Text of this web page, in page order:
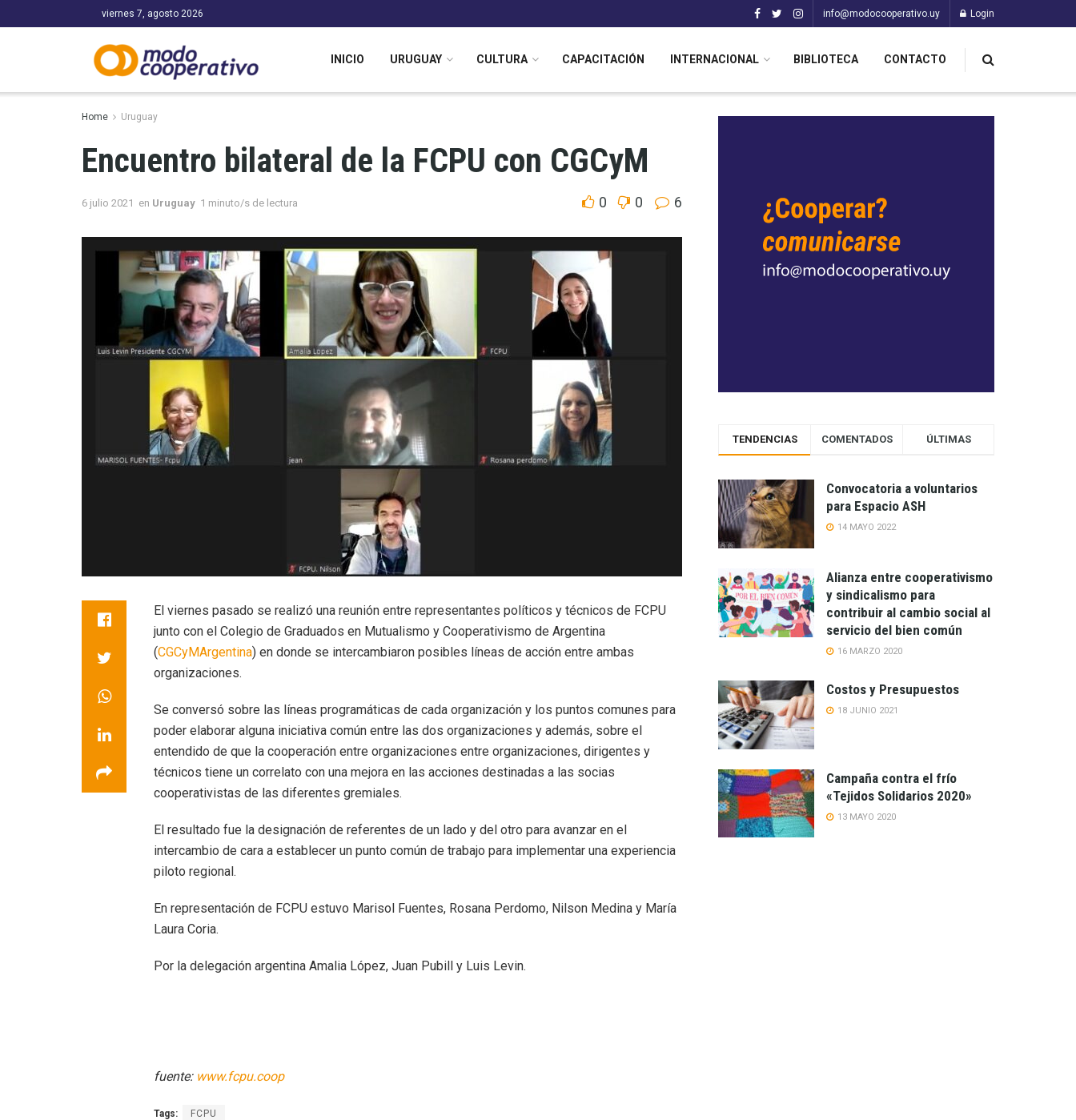
viernes 7, agosto 2026 info@modocooperativo.uy Login
INICIO URUGUAY CULTURA CAPACITACIÓN INTERNACIONAL BIBLIOTECA CONTACTO
Home Uruguay
Encuentro bilateral de la FCPU con CGCyM
6 julio 2021 en Uruguay 1 minuto/s de lectura 0 0 6
El viernes pasado se realizó una reunión entre representantes políticos y técnicos de FCPU
junto con el Colegio de Graduados en Mutualismo y Cooperativismo de Argentina
(CGCyMArgentina) en donde se intercambiaron posibles líneas de acción entre ambas
organizaciones.
Se conversó sobre las líneas programáticas de cada organización y los puntos comunes para
poder elaborar alguna iniciativa común entre las dos organizaciones y además, sobre el
entendido de que la cooperación entre organizaciones entre organizaciones, dirigentes y
técnicos tiene un correlato con una mejora en las acciones destinadas a las socias
cooperativistas de las diferentes gremiales.
El resultado fue la designación de referentes de un lado y del otro para avanzar en el
intercambio de cara a establecer un punto común de trabajo para implementar una experiencia
piloto regional.
En representación de FCPU estuvo Marisol Fuentes, Rosana Perdomo, Nilson Medina y María
Laura Coria.
Por la delegación argentina Amalia López, Juan Pubill y Luis Levin.
fuente: www.fcpu.coop
Tags: FCPU
TENDENCIAS COMENTADOS ÚLTIMAS
Convocatoria a voluntarios
para Espacio ASH
14 MAYO 2022
Alianza entre cooperativismo
y sindicalismo para
contribuir al cambio social al
servicio del bien común
16 MARZO 2020
Costos y Presupuestos
18 JUNIO 2021
Campaña contra el frío
«Tejidos Solidarios 2020»
13 MAYO 2020